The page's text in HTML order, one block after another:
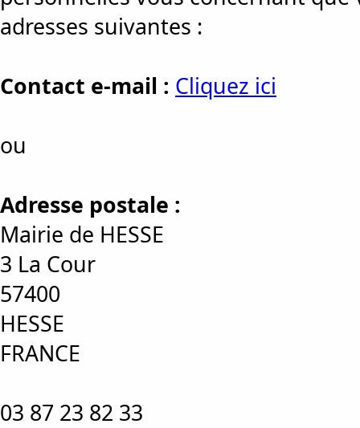
adresses suivantes :
Contact e-mail : Cliquez ici
ou
Adresse postale :
Mairie de HESSE
3 La Cour
57400
HESSE
FRANCE
03 87 23 82 33